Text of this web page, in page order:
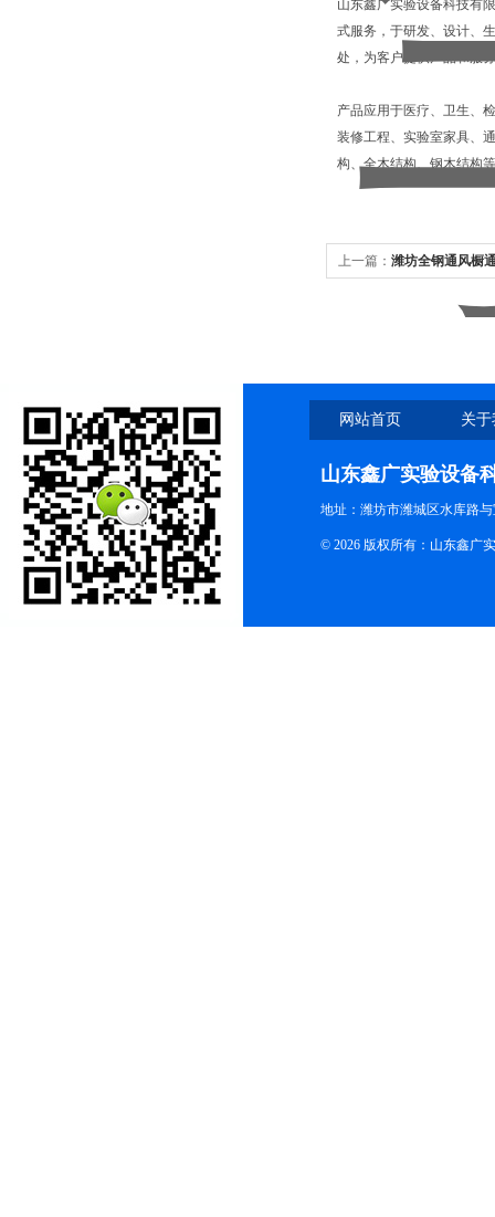
山东鑫广实验设备科技有
式服务，于研发、设计、
处，为客户提供产品和服
产品应用于医疗、卫生、
装修工程、实验室家具、
构、全木结构、钢木结构
上一篇： 潍坊全钢通风橱
网站首页 关
山东鑫广实验设备
地址：潍坊市潍城区水库路
© 2026 版权所有：山东鑫广